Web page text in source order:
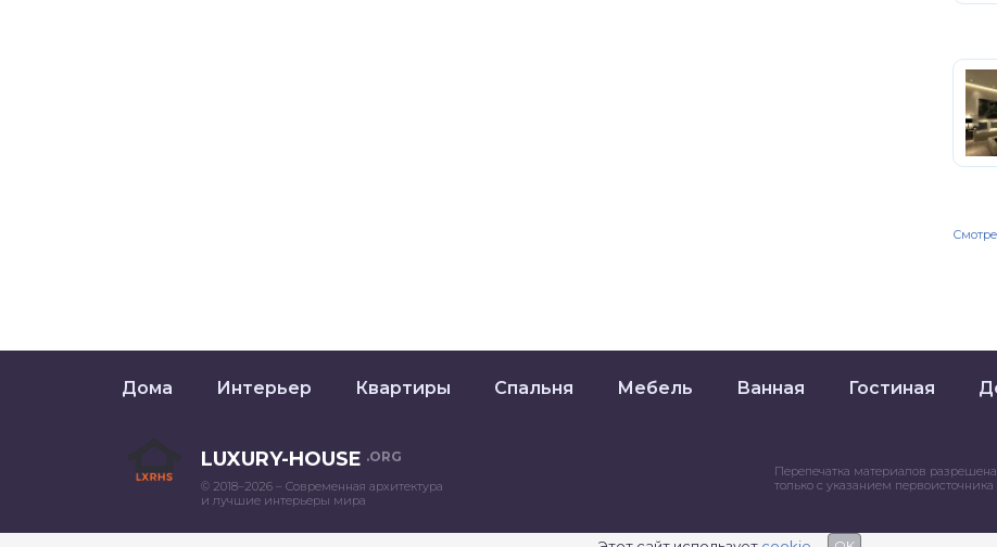
Дома Интерьер Квартиры Спальня Мебель Ванная Гостиная
LUXURY-HOUSE .ORG
© 2018–2026 – Современная архитектура
и лучшие интерьеры мира
Перепечатка материалов разрешена
только с указанием первоисточника